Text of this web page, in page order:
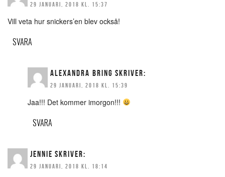
29 JANUARI, 2018 KL. 15:37
Vill veta hur snickers’en blev också!
SVARA
ALEXANDRA BRING SKRIVER:
29 JANUARI, 2018 KL. 15:39
Jaa!!! Det kommer imorgon!!!
SVARA
JENNIE SKRIVER:
29 JANUARI, 2018 KL. 18:14